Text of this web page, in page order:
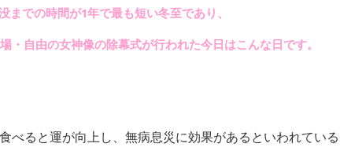
までの時間が1年で最も短い冬至であり、
・自由の女神像の除幕式が行われた今日はこんな日です。
べると運が向上し、無病息災に効果があるといわれている